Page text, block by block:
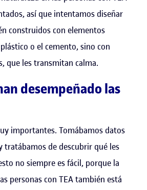
así que intentamos diseñar
construidos con elementos
o el cemento, sino con
que les transmitan calma.
desempeñado las
importantes. Tomábamos datos
tratábamos de descubrir qué les
no siempre es fácil, porque la
personas con TEA también está